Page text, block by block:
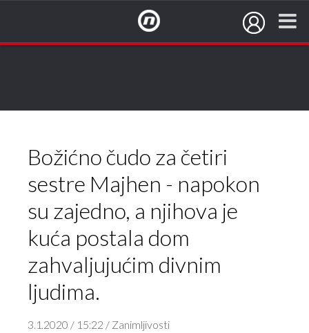
Božićno čudo za četiri
sestre Majhen - napokon
su zajedno, a njihova je
kuća postala dom
zahvaljujućim divnim
ljudima.
3.1.2020 / 15:22 / Zanimljivosti